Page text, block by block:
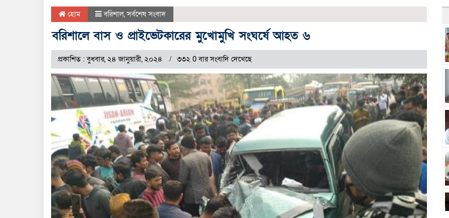
হোম বরিশাল,সর্বশেষ সংবাদ
বরিশালে বাস ও প্রাইভেটকারের মুখোমুখি সংঘর্ষে আহত ৬
প্রকাশিত : বুধবার, ২৪ জানুয়ারী, ২০২৪ ৩৩২ 0 বার সংবাদি দেখেছে